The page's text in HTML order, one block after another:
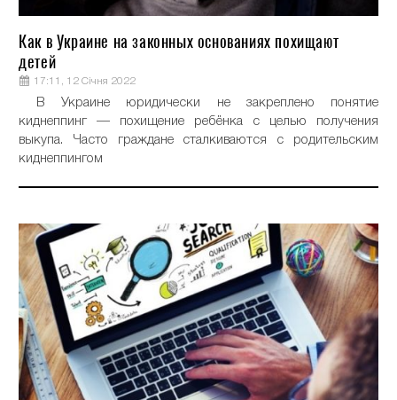
Как в Украине на законных основаниях похищают
детей
17:11, 12 Січня 2022
В Украине юридически не закреплено понятие
киднеппинг — похищение ребёнка с целью получения
выкупа. Часто граждане сталкиваются с родительским
киднеппингом